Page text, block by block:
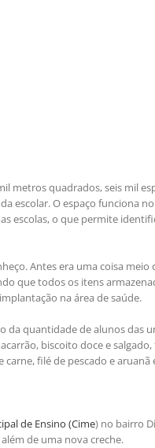
metros quadrados, seis mil
escolar. O espaço funciona
escolas, o que permite
Antes era uma coisa meio
que todos os itens
na área de saúde.
da quantidade de alunos das
biscoito doce e
filé de pescado e
de Ensino (Cime) no bairro
de uma nova creche.